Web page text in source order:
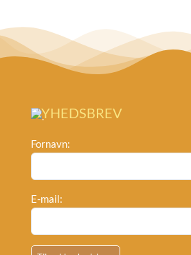
NYHEDSBREV
Fornavn:
E-mail: